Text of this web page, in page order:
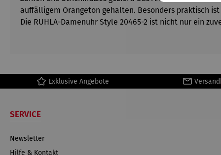
auffälligem Orangeton gehalten. Besonders praktisch
Die RUHLA-Damenuhr Style 20465-2 ist nicht nur ein
Exklusive Angebote
SERVICE
Newsletter
Hilfe & Kontakt